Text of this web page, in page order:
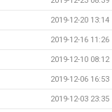
2019-12-20 13:14
2019-12-16 11:26
2019-12-10 08:12
2019-12-06 16:53
2019-12-03 23:35